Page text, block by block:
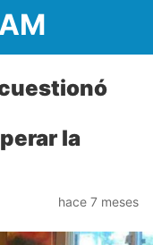
la
hace 7 meses